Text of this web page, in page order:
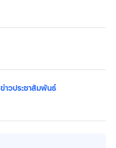
ข่าวประชาสัมพันธ์